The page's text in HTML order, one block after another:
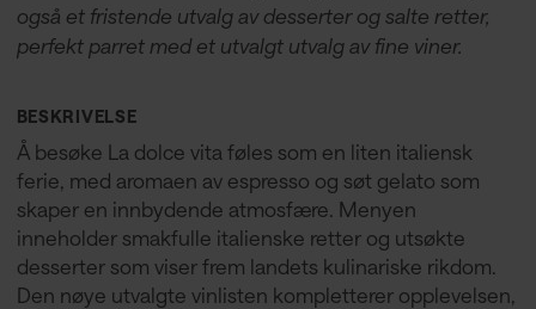
også et fristende utvalg av desserter og salte retter,
perfekt parret med et utvalgt utvalg av fine viner.
BESKRIVELSE
Å besøke La dolce vita føles som en liten italiensk
ferie, med aromaen av espresso og søt gelato som
skaper en innbydende atmosfære. Menyen
inneholder smakfulle italienske retter og utsøkte
desserter som viser frem landets kulinariske rikdom.
Den nøye utvalgte vinlisten kompletterer opplevelsen,